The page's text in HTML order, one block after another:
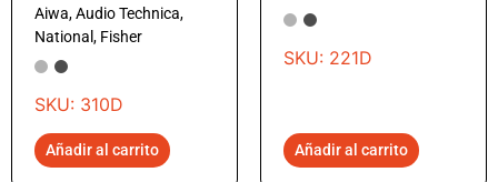
Aiwa, Audio Technica,
National, Fisher
SKU: 310D
Añadir al carrito
SKU: 221D
Añadir al carrito